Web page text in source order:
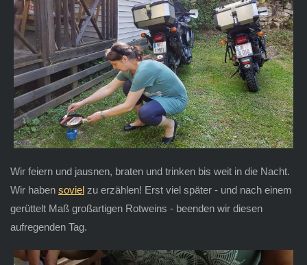
Wir feiern und jausnen, braten und trinken bis weit in die Nacht.
Wir haben sovielzu erzählen! Erst viel später - und nach einem
gerüttelt Maß großartigen Rotweins - beenden wir diesen
aufregenden Tag.